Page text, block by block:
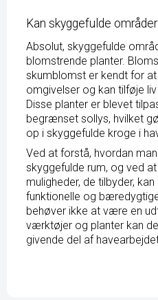
Kan skyggefulde
Absolut, skyggefulde
blomstrende planter.
skumblomst er kendt for
omgivelser og kan tilføje
Disse planter er blevet
begrænset sollys, hvilket
op i skyggefulde kroge i
Ved at forstå, hvordan
skyggefulde rum, og ved
muligheder, de tilbyder,
funktionelle og
behøver ikke at være en
værktøjer og planter kan
givende del af